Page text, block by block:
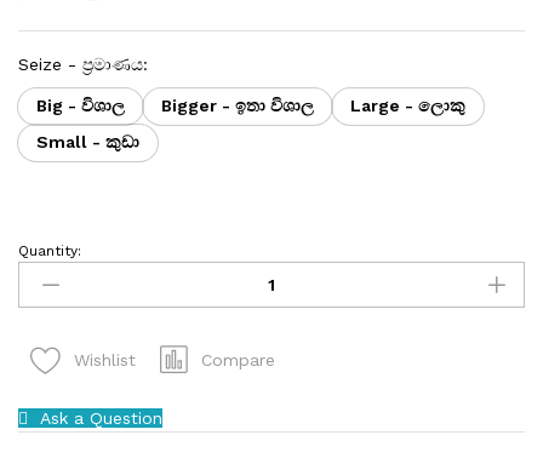
Seize - ප්‍රමාණය:
Big - විශාල Bigger - ඉතා විශාල
Large - ලොකු
Small - කුඩා
Quantity:
Wishlist Compare
Ask a Question